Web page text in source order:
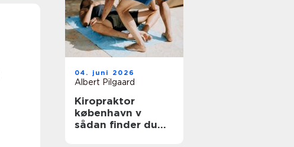
04. juni 2026
Albert Pilgaard
Kiropraktor
københavn v
sådan finder du